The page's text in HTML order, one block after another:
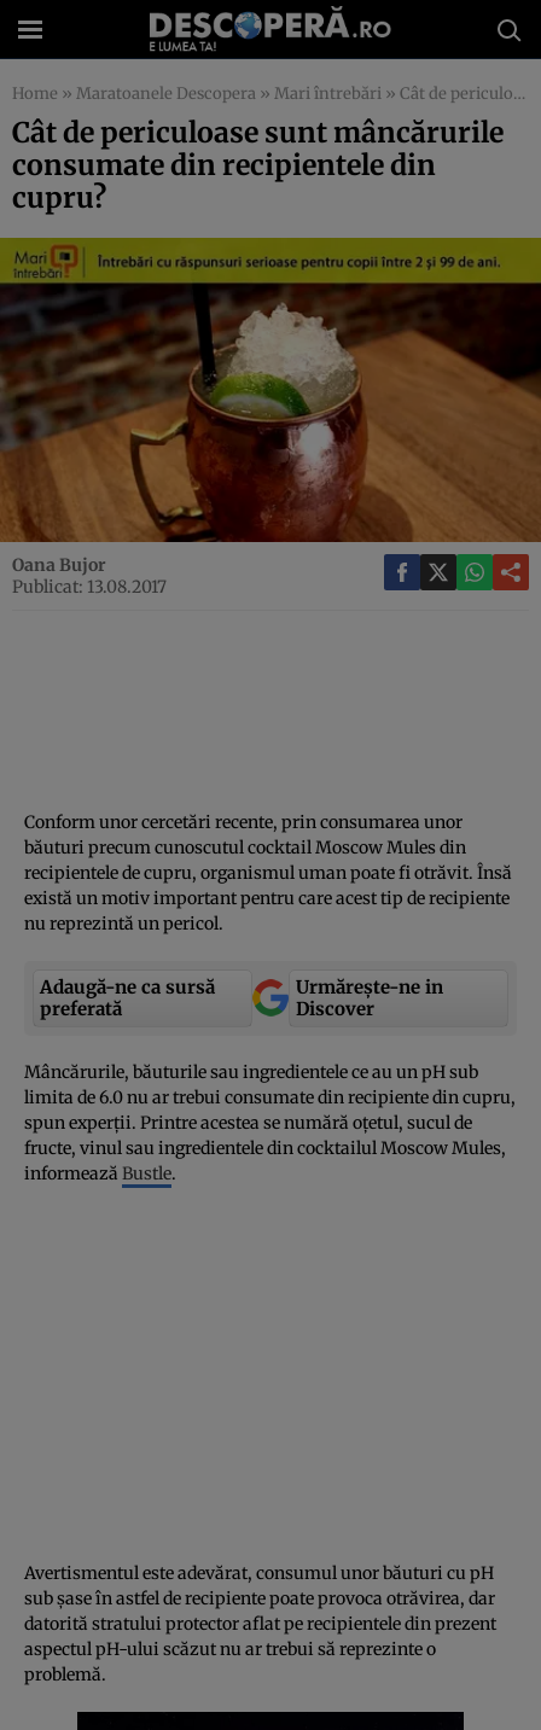
Home » Maratoanele Descopera » Mari întrebări » Cât de periculoase sunt mâncărurile consumate din recipientele din cupru?
Cât de periculoase sunt mâncărurile
consumate din recipientele din
cupru?
Oana Bujor
Publicat: 13.08.2017
Conform unor cercetări recente, prin consumarea unor
băuturi precum cunoscutul cocktail Moscow Mules din
recipientele de cupru, organismul uman poate fi otrăvit. Însă
există un motiv important pentru care acest tip de recipiente
nu reprezintă un pericol.
Adaugă-ne ca sursă
preferată
Urmărește-ne in
Discover
Mâncărurile, băuturile sau ingredientele ce au un pH sub
limita de 6.0 nu ar trebui consumate din recipiente din cupru,
spun experţii. Printre acestea se numără oţetul, sucul de
fructe, vinul sau ingredientele din cocktailul Moscow Mules,
informează Bustle.
Avertismentul este adevărat, consumul unor băuturi cu pH
sub şase în astfel de recipiente poate provoca otrăvirea, dar
datorită stratului protector aflat pe recipientele din prezent
aspectul pH-ului scăzut nu ar trebui să reprezinte o
problemă.